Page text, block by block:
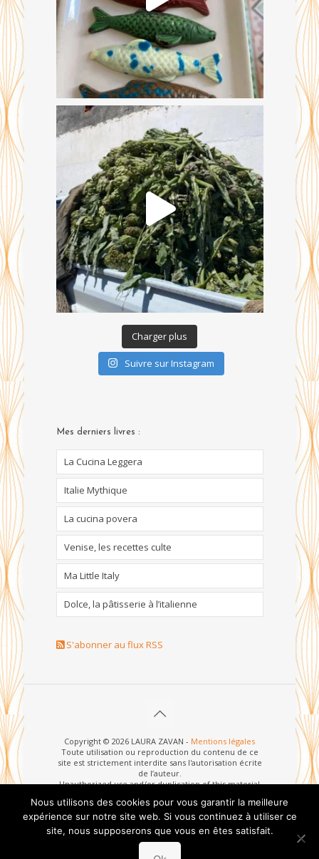
Charger plus
Suivre sur Instagram
Mes derniers livres :
La Cucina Leggera
Italie Mythique
La cucina povera
Venise, les recettes culte
Ma Little Italy
Dolce, la pâtisserie à l’italienne
S'abonner au flux RSS
Copyright © 2026 LAURA ZAVAN - Mentions légales
Toute utilisation ou reproduction du contenu de ce
site est strictement interdite sans l'autorisation écrite
de l’auteur.
Unauthorized use and/or duplication of this material
strictly prohibited.
Nous utilisons des cookies pour vous garantir la meilleure
expérience sur notre site web. Si vous continuez à utiliser ce
site, nous supposerons que vous en êtes satisfait.